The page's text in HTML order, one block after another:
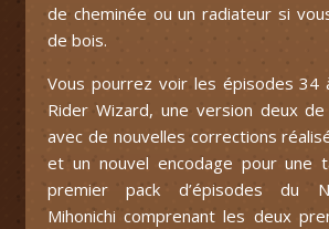
de cheminée ou un radiateur si
de bois.
Vous pourrez voir les épisodes 34
Rider Wizard, une version deux
avec de nouvelles corrections
et un nouvel encodage pour une
premier pack d’épisodes du
Mihonichi comprenant les deux